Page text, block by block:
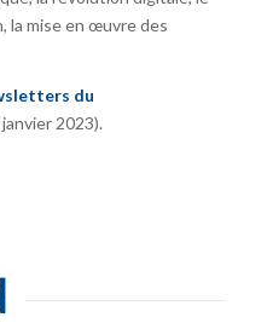
la mise en œuvre des
du
2023).